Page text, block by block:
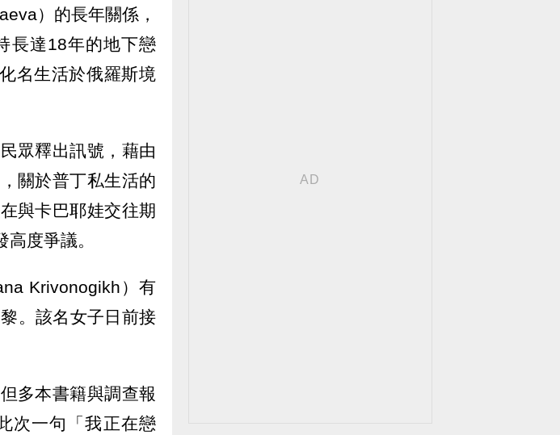
）的長年關係，
長達18年的地下戀
名生活於俄羅斯境
眾釋出訊號，藉由
關於普丁私生活的
與卡巴耶娃交往期
度爭議。
Krivonogikh）有
。該名女子日前接
多本書籍與調查報
次一句「我正在戀